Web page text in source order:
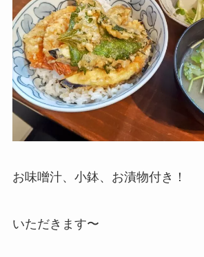
お味噌汁、小鉢、お漬物付き！
いただきます〜